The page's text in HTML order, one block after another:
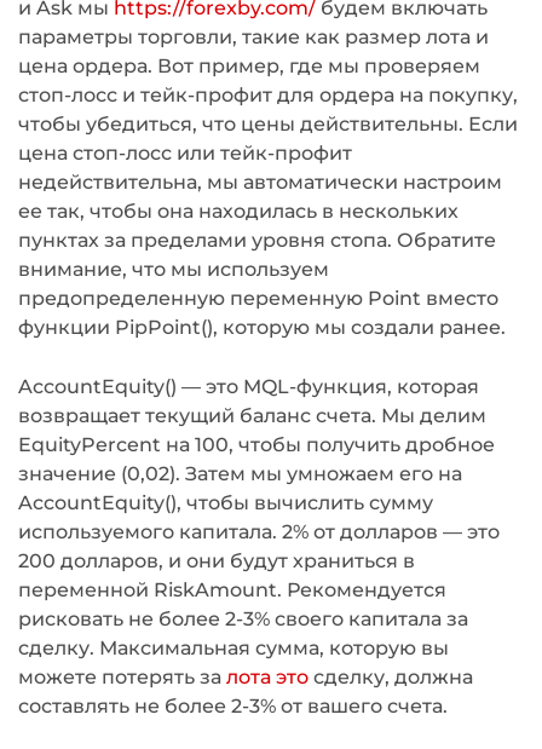
и Ask мы https://forexby.com/ будем включать
параметры торговли, такие как размер лота и
цена ордера. Вот пример, где мы проверяем
стоп-лосс и тейк-профит для ордера на покупку,
чтобы убедиться, что цены действительны. Если
цена стоп-лосс или тейк-профит
недействительна, мы автоматически настроим
ее так, чтобы она находилась в нескольких
пунктах за пределами уровня стопа. Обратите
внимание, что мы используем
предопределенную переменную Point вместо
функции PipPoint(), которую мы создали ранее.
AccountEquity() — это MQL-функция, которая
возвращает текущий баланс счета. Мы делим
EquityPercent на 100, чтобы получить дробное
значение (0,02). Затем мы умножаем его на
AccountEquity(), чтобы вычислить сумму
используемого капитала. 2% от долларов — это
200 долларов, и они будут храниться в
переменной RiskAmount. Рекомендуется
рисковать не более 2-3% своего капитала за
сделку. Максимальная сумма, которую вы
можете потерять за лота это сделку, должна
составлять не более 2-3% от вашего счета.